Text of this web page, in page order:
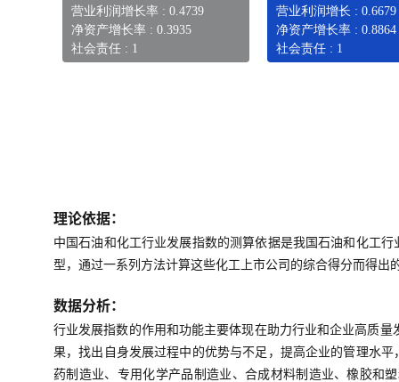
营业利润增长率 : 0.4739
净资产增长率 : 0.3935
社会责任 : 1
营业利润增长 : 0.6679
净资产增长率 : 0.8864
社会责任 : 1
理论依据：
中国石油和化工行业发展指数的测算依据是我国石油和化工
型，通过一系列方法计算这些化工上市公司的综合得分而得
数据分析：
行业发展指数的作用和功能主要体现在助力行业和企业高质
果，找出自身发展过程中的优势与不足，提高企业的管理水
药制造业、专用化学产品制造业、合成材料制造业、橡胶和